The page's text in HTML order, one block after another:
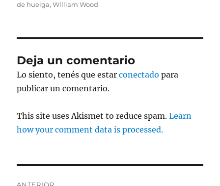
de huelga,William Wood
Deja un comentario
Lo siento, tenés que estarconectado para
publicar un comentario.
This site uses Akismet to reduce spam.Learn
how your comment data is processed.